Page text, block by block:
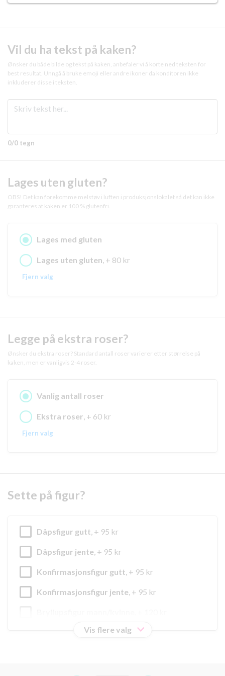
Vil du ha tekst på kaken?
Ønsker du både bilde og tekst på kaken, anbefaler vi å korte ned teksten for
best resultat. Unngå å bruke emoji eller andre ikoner da konditoren ikke
inkluderer disse i teksten.
0/0 tegn
Lages uten gluten?
OBS! Det kan forekomme melstøv i luften i produksjonslokalet så det kan ikke
garanteres at kaken er 100 % glutenfri.
Lages med gluten
Lages uten gluten , + 80 kr
Fjern valg
Legge på ekstra roser?
Ønsker du ekstra roser? Standard antall roser varierer etter størrelse på
kaken, men er vanligvis 2-4 roser.
Vanlig antall roser
Ekstra roser , + 60 kr
Fjern valg
Sette på figur?
Dåpsfigur gutt , + 95 kr
Dåpsfigur jente , + 95 kr
Konfirmasjonsfigur gutt , + 95 kr
Konfirmasjonsfigur jente , + 95 kr
Vis flere valg